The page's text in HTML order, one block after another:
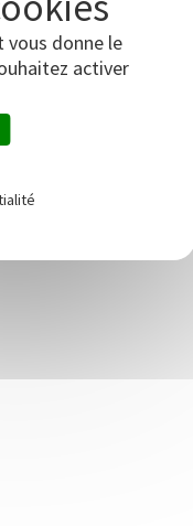
en charge à
de recharge.
le marché,
en
des recharges,
paiement
vous donne le
activer